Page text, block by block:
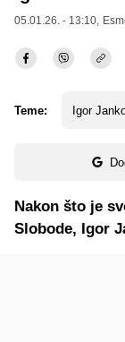
05.01.26. - 13:10,
Teme: Igor
Nakon što je
Slobode, Igor